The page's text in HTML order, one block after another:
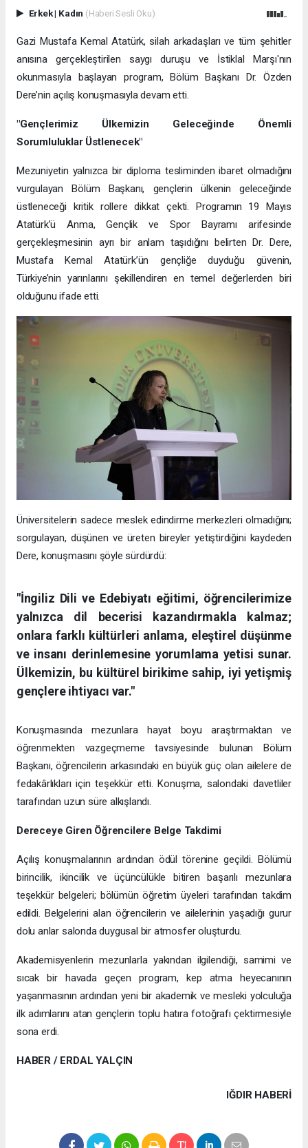
Erkek| Kadın (Haberi Sesli Oku)
Gazi Mustafa Kemal Atatürk, silah arkadaşları ve tüm şehitler
anısına gerçekleştirilen saygı duruşu ve İstiklal Marşı'nın
okunmasıyla başlayan program, Bölüm Başkanı Dr. Özden
Dere’nin açılış konuşmasıyla devam etti.
"Gençlerimiz Ülkemizin Geleceğinde Önemli
Sorumluluklar Üstlenecek"
Mezuniyetin yalnızca bir diploma tesliminden ibaret olmadığını
vurgulayan Bölüm Başkanı, gençlerin ülkenin geleceğinde
üstleneceği kritik rollere dikkat çekti. Programın 19 Mayıs
Atatürk’ü Anma, Gençlik ve Spor Bayramı arifesinde
gerçekleşmesinin ayrı bir anlam taşıdığını belirten Dr. Dere,
Mustafa Kemal Atatürk’ün gençliğe duyduğu güvenin,
Türkiye’nin yarınlarını şekillendiren en temel değerlerden biri
olduğunu ifade etti.
Üniversitelerin sadece meslek edindirme merkezleri olmadığını;
sorgulayan, düşünen ve üreten bireyler yetiştirdiğini kaydeden
Dere, konuşmasını şöyle sürdürdü:
"İngiliz Dili ve Edebiyatı eğitimi, öğrencilerimize
yalnızca dil becerisi kazandırmakla kalmaz;
onlara farklı kültürleri anlama, eleştirel düşünme
ve insanı derinlemesine yorumlama yetisi sunar.
Ülkemizin, bu kültürel birikime sahip, iyi yetişmiş
gençlere ihtiyacı var."
Konuşmasında mezunlara hayat boyu araştırmaktan ve
öğrenmekten vazgeçmeme tavsiyesinde bulunan Bölüm
Başkanı, öğrencilerin arkasındaki en büyük güç olan ailelere de
fedakârlıkları için teşekkür etti. Konuşma, salondaki davetliler
tarafından uzun süre alkışlandı.
Dereceye Giren Öğrencilere Belge Takdimi
Açılış konuşmalarının ardından ödül törenine geçildi. Bölümü
birincilik, ikincilik ve üçüncülükle bitiren başarılı mezunlara
teşekkür belgeleri; bölümün öğretim üyeleri tarafından takdim
edildi. Belgelerini alan öğrencilerin ve ailelerinin yaşadığı gurur
dolu anlar salonda duygusal bir atmosfer oluşturdu.
Akademisyenlerin mezunlarla yakından ilgilendiği, samimi ve
sıcak bir havada geçen program, kep atma heyecanının
yaşanmasının ardından yeni bir akademik ve mesleki yolculuğa
ilk adımlarını atan gençlerin toplu hatıra fotoğrafı çektirmesiyle
sona erdi.
HABER / ERDAL YALÇIN
IĞDIR HABERİ